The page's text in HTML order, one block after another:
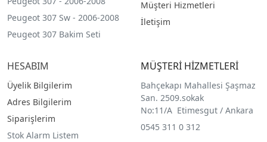
Peugeot 307 Sw - 2006-2008
Peugeot 307 Bakim Seti
Müşteri Hizmetleri
İletişim
HESABIM
Üyelik Bilgilerim
Adres Bilgilerim
Siparişlerim
Stok Alarm Listem
MÜŞTERİ HİZMETLERİ
Bahçekapı Mahallesi Şaşmaz
San. 2509.sokak
No:11/A Etimesgut / Ankara
0545 311 0 312